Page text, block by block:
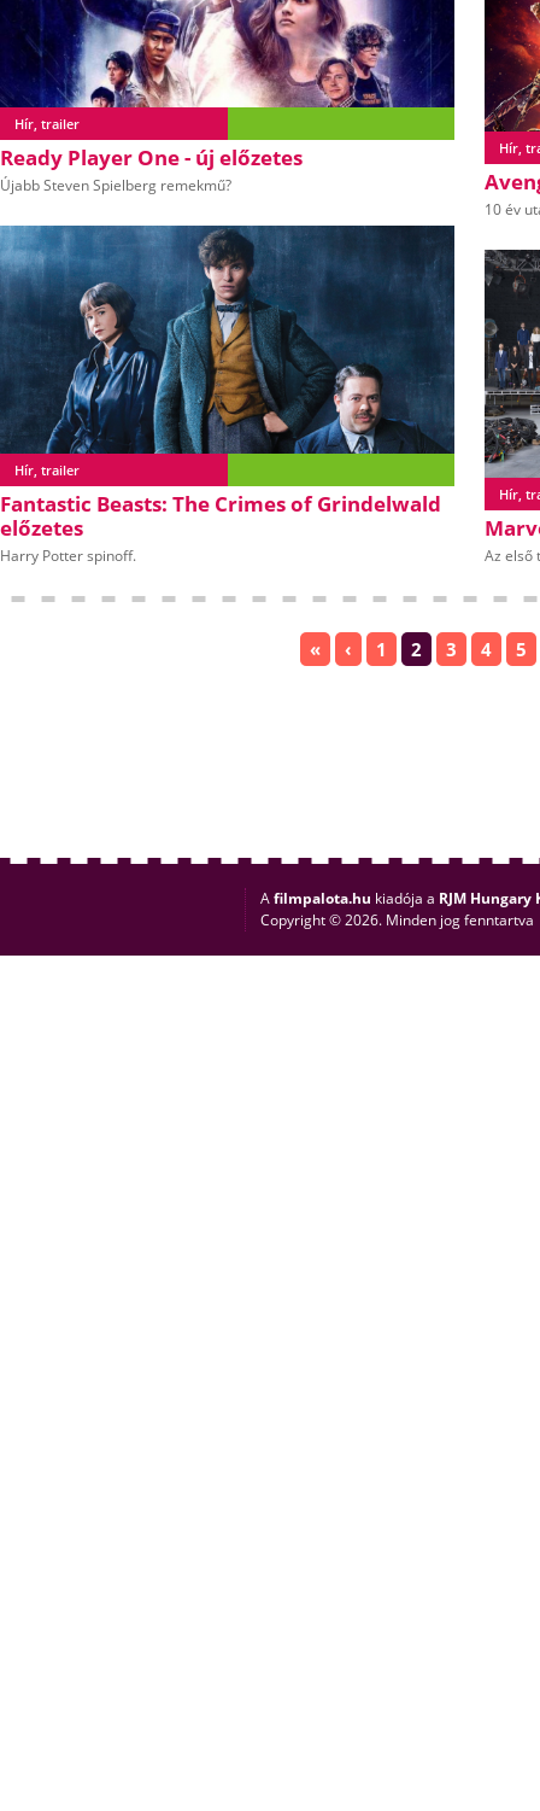
Hír, trailer
Ready Player One - új előzetes
Újabb Steven Spielberg remekmű?
Hír, trailer
Fantastic Beasts: The Crimes of Grindelwald
előzetes
Harry Potter spinoff.
Hír,
10 év
Hír,
Az első
« ‹ 1 2 3 4 5
Afilmpalota.hu kiadója a RJM Hungary
Copyright © 2026. Minden jog fenntartva